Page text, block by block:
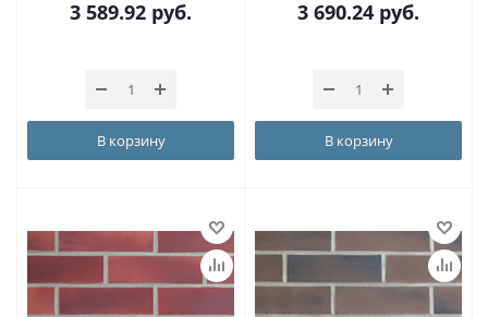
3 589.92 руб.
В корзину
3 690.24 руб.
В корзину